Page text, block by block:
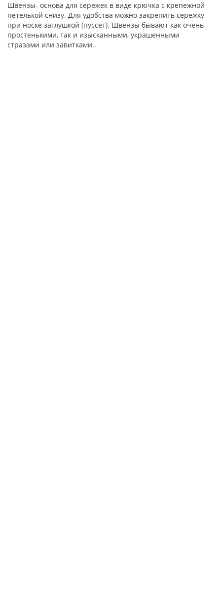
Швензы- основа для сережек в виде крючка с крепежной
петелькой снизу. Для удобства можно закрепить сережку
при носке заглушкой (пуссет). Швензы бывают как очень
простенькими, так и изысканными, украшенными
стразами или завитками..